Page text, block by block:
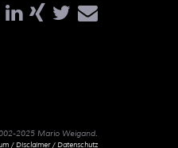
2025 Mario Weigand.
/ Disclaimer / Datenschutz